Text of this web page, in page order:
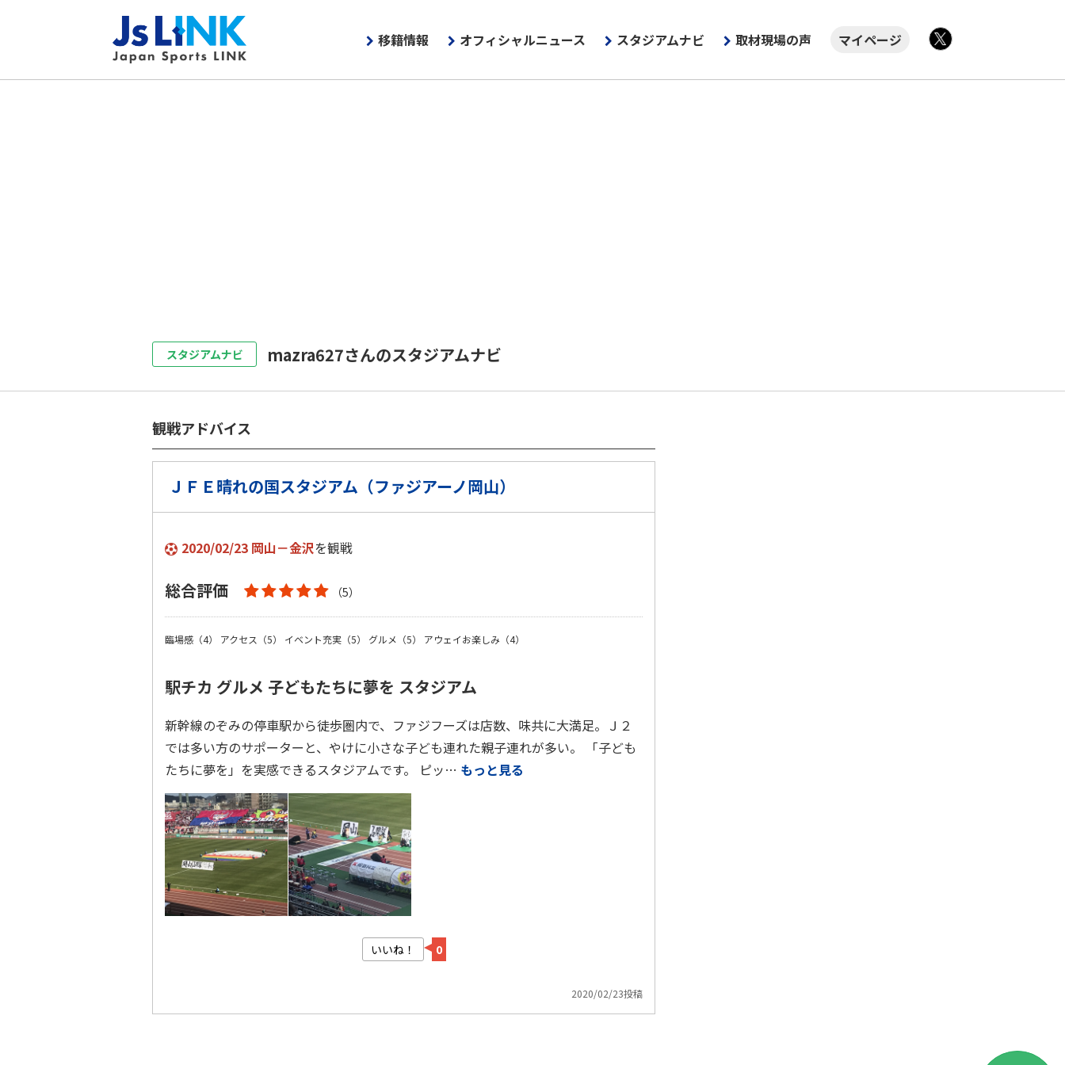
移籍情報 オフィシャルニュース スタジアムナビ 取材現場の声
マイページ
スタジアムナビ mazra627さんのスタジアムナビ
観戦アドバイス
ＪＦＥ晴れの国スタジアム（ファジアーノ岡山）
2020/02/23 岡山－金沢を観戦
総合評価 （5）
臨場感（4） アクセス（5） イベント充実（5） グルメ（5） アウェイお楽しみ（4）
駅チカ グルメ 子どもたちに夢を スタジアム
新幹線のぞみの停車駅から徒歩圏内で、ファジフーズは店数、味共に大満足。Ｊ２
では多い方のサポーターと、やけに小さな子ども連れた親子連れが多い。 「子ども
たちに夢を」を実感できるスタジアムです。 ピッ… もっと見る
いいね！ 0
2020/02/23投稿